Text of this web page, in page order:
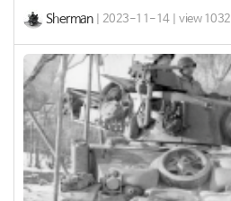
Sherman| 2023-11-14 | view 1032